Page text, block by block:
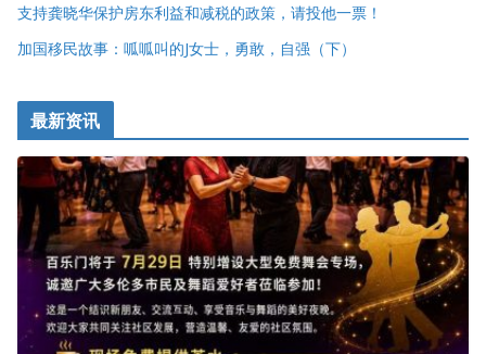
支持龚晓华保护房东利益和减税的政策，请投他一票！
加国移民故事：呱呱叫的J女士，勇敢，自强（下）
最新资讯